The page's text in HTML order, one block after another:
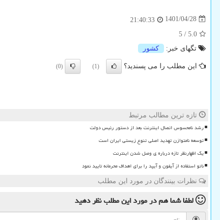
1401/04/28
21:40:33
5.0
/
5
تگهای خبر:
كشور
این مطلب را می پسندید؟ (1)
(0)
تازه ترین مطالب مرتبط
رشد نامحسوس اتصال اینترنت بعد از دستور رئیس دولت
توسعه نامتوازن تهدید اصلی تنوع زیستی ایران است
یک اظهارنظر تازه درباره ی وصل شدن اینترنت
ناتو استفاده از آیفون و آیپد را برای اهداف محرمانه تایید نمود
نظرات بینندگان در مورد این مطلب
لطفا شما همدر مورد این مطلبنظر دهید